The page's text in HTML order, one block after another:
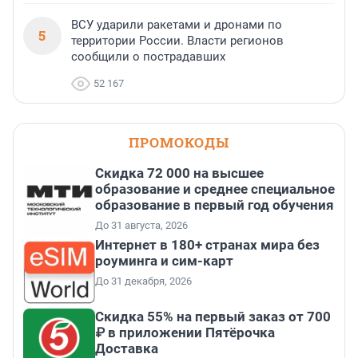
5
ВСУ ударили ракетами и дронами по
территории России. Власти регионов
сообщили о пострадавших
52 167
ПРОМОКОДЫ
Скидка 72 000 на высшее
образование и среднее специальное
образование в первый год обучения
До 31 августа, 2026
Интернет в 180+ странах мира без
роуминга и сим-карт
До 31 декабря, 2026
Скидка 55% на первый заказ от 700
₽ в приложении Пятёрочка
Доставка